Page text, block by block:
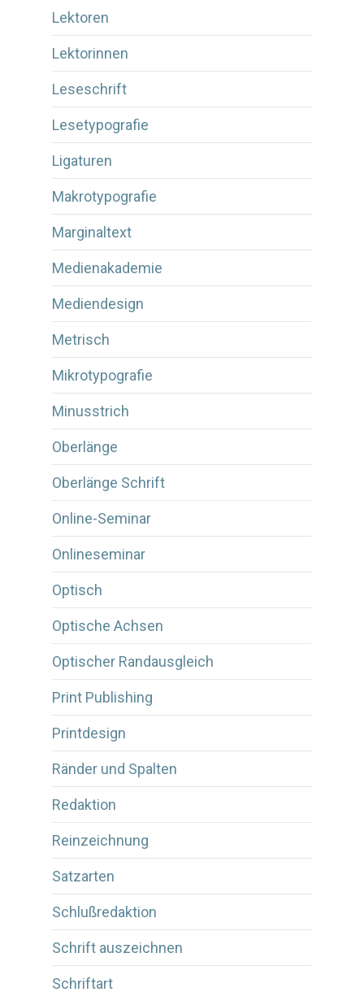
Lektoren
Lektorinnen
Leseschrift
Lesetypografie
Ligaturen
Makrotypografie
Marginaltext
Medienakademie
Mediendesign
Metrisch
Mikrotypografie
Minusstrich
Oberlänge
Oberlänge Schrift
Online-Seminar
Onlineseminar
Optisch
Optische Achsen
Optischer Randausgleich
Print Publishing
Printdesign
Ränder und Spalten
Redaktion
Reinzeichnung
Satzarten
Schlußredaktion
Schrift auszeichnen
Schriftart